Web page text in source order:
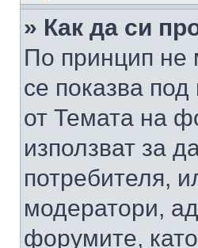
» Как да си
По принцип не
се показва
от Темата на
използват за
потребителя,
модератори,
форумите,